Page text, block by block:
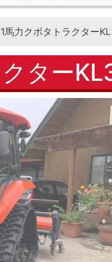
馬力クボタトラクター
ター